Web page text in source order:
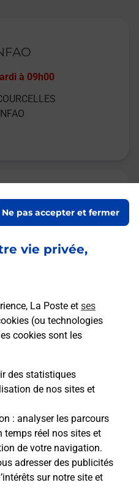
vie privée,
La Poste et ses
(ou technologies
cookies sont les
des statistiques
de nos sites et
: analyser les parcours
temps réel nos sites et
de votre navigation.
adresser des publicités
sur notre site et
Ne pas accepter et fermer
à 09h00